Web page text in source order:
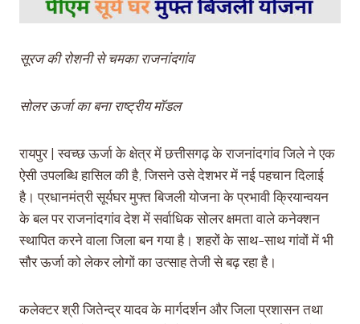
सूरज की रोशनी से चमका राजनांदगांव
सोलर ऊर्जा का बना राष्ट्रीय मॉडल
रायपुर | स्वच्छ ऊर्जा के क्षेत्र में छत्तीसगढ़ के राजनांदगांव जिले ने एक
ऐसी उपलब्धि हासिल की है, जिसने उसे देशभर में नई पहचान दिलाई
है। प्रधानमंत्री सूर्यघर मुफ्त बिजली योजना के प्रभावी क्रियान्वयन
के बल पर राजनांदगांव देश में सर्वाधिक सोलर क्षमता वाले कनेक्शन
स्थापित करने वाला जिला बन गया है। शहरों के साथ-साथ गांवों में भी
सौर ऊर्जा को लेकर लोगों का उत्साह तेजी से बढ़ रहा है।
कलेक्टर श्री जितेन्द्र यादव के मार्गदर्शन और जिला प्रशासन तथा